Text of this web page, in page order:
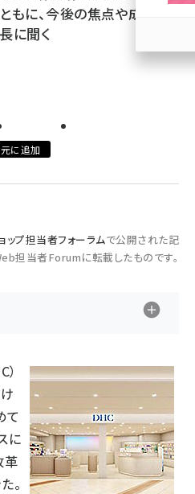
に、今後の焦点や成長に
に聞く
に追加
ップ担当者フォーラムで公開された記
担当者Forumに転載したものです。
て
に
革
。